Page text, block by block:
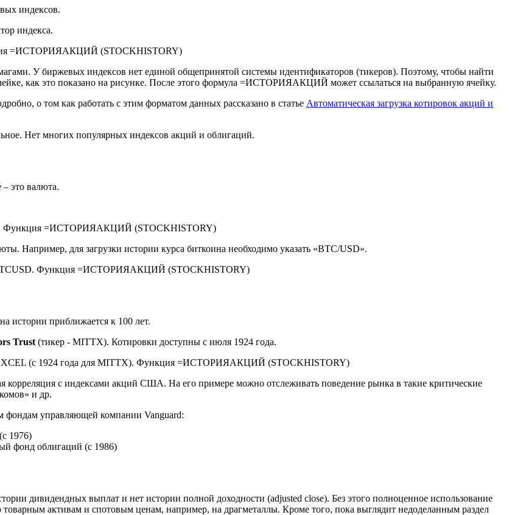
индексов.
индекса.
У биржевых индексов нет единой общепринятой системы идентификаторов (тикеров). Поэтому, чтобы найти
как это показано на рисунке. После этого формула =ИСТОРИЯАКЦИЙ может ссылаться на выбранную ячейку.
о том как работать с этим форматом данных рассказано в статье Автоматическая загрузка котировок акций и
Нет многих популярных индексов акций и облигаций.
это валюта.
Например, для загрузки истории курса биткоина необходимо указать «BTC/USD».
истории приближается к 100 лет.
Trust (тикер - MITTX). Котировки доступны с июля 1924 года.
с индексами акций США. На его примере можно отслеживать поведение рынка в такие критические
и др.
фондам управляющей компании Vanguard:
1976)
фонд облигаций (с 1986)
дивидендных выплат и нет истории полной доходности (adjusted close). Без этого полноценное использование
активам и спотовым ценам, например, на драгметаллы. Кроме того, пока выглядит недоделанным раздел